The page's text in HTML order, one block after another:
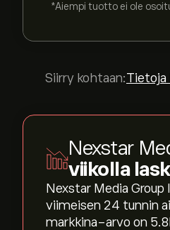
*Aiempi tuotto ei ole
Siirry kohtaan:Tietoja
Nexstar
viikolla
Nexstar Media
viimeisen 24 tunnin
markkina-arvo on